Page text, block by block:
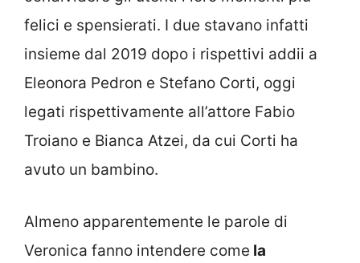
felici e spensierati. I due stavano infatti
insieme dal 2019 dopo i rispettivi addii a
Eleonora Pedron e Stefano Corti, oggi
legati rispettivamente all’attore Fabio
Troiano e Bianca Atzei, da cui Corti ha
avuto un bambino.
Almeno apparentemente le parole di
Veronica fanno intendere come la